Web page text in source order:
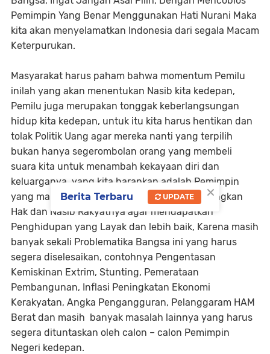
Pemimpin Yang Benar Menggunakan Hati Nurani Maka
kita akan menyelamatkan Indonesia dari segala Macam
Keterpurukan.
Masyarakat harus paham bahwa momentum Pemilu
inilah yang akan menentukan Nasib kita kedepan,
Pemilu juga merupakan tonggak keberlangsungan
hidup kita kedepan, untuk itu kita harus hentikan dan
tolak Politik Uang agar mereka nanti yang terpilih
bukan hanya segerombolan orang yang membeli
suara kita untuk menambah kekayaan diri dan
keluarganya, yang kita harapkan adalah Pemimpin
yang mampu bekerja keras untuk Memperjuangkan
Hak dan Nasib Rakyatnya agar mendapatkan
Penghidupan yang Layak dan lebih baik, Karena masih
banyak sekali Problematika Bangsa ini yang harus
segera diselesaikan, contohnya Pengentasan
Kemiskinan Extrim, Stunting, Pemerataan
Pembangunan, Inflasi Peningkatan Ekonomi
Kerakyatan, Angka Pengangguran, Pelanggaram HAM
Berat dan masih banyak masalah lainnya yang harus
segera dituntaskan oleh calon – calon Pemimpin
Negeri kedepan.
×
Berita Terbaru UPDATE